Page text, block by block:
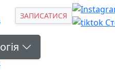
ЗАПИСАТИСЯ